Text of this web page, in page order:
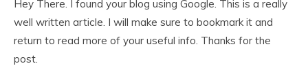
Hey There. I found your blog using Google. This is a really
well written article. I will make sure to bookmark it and
return to read more of your useful info. Thanks for the
post.